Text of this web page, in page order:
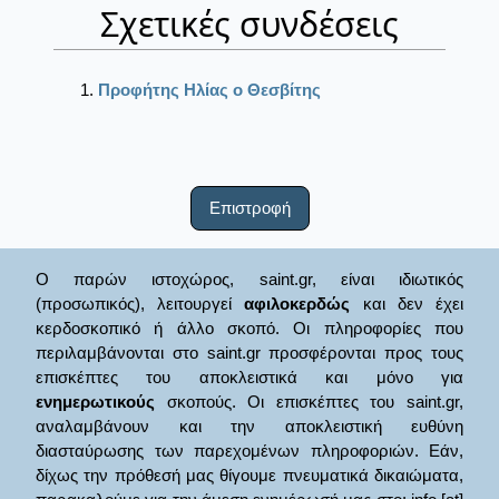
Σχετικές συνδέσεις
Προφήτης Ηλίας ο Θεσβίτης
Επιστροφή
Ο παρών ιστοχώρος, saint.gr, είναι ιδιωτικός
(προσωπικός), λειτουργείαφιλοκερδώς και δεν έχει
κερδοσκοπικό ή άλλο σκοπό. Οι πληροφορίες που
περιλαμβάνονται στο saint.gr προσφέρονται προς τους
επισκέπτες του αποκλειστικά και μόνο για
ενημερωτικούς σκοπούς. Οι επισκέπτες του saint.gr,
αναλαμβάνουν και την αποκλειστική ευθύνη
διασταύρωσης των παρεχομένων πληροφοριών. Εάν,
δίχως την πρόθεσή μας θίγουμε πνευματικά δικαιώματα,